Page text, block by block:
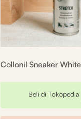
Collonil Sneaker White
Beli di Tokopedia